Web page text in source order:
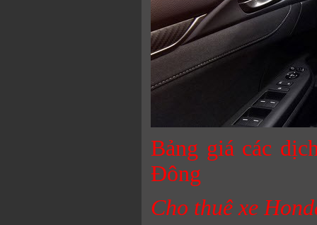
Bảng giá các
Đông
Cho thuê xe